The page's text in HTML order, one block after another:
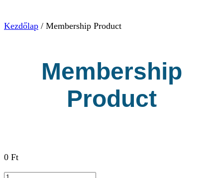
Kezdőlap / Membership Product
Membership
Product
0 Ft
Membership